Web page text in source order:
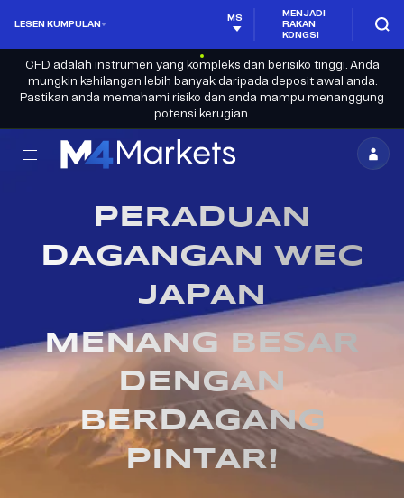
LESEN KUMPULAN
MS
MENJADI
RAKAN
KONGSI
CFD adalah instrumen yang kompleks dan berisiko tinggi. Anda
mungkin kehilangan lebih banyak daripada deposit awal anda.
Pastikan anda memahami risiko dan anda mampu menanggung
potensi kerugian.
M4Markets
Broker
Dagangan
Berlesen
PERADUAN
DAGANGAN WEC
JAPAN
MENANG BESAR
DENGAN
BERDAGANG
PINTAR!